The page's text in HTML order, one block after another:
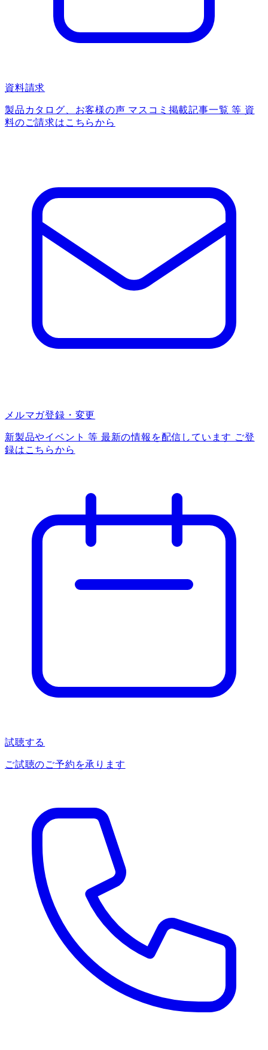
資料請求
製品カタログ、お客様の声 マスコミ掲載記事一覧 等 資
料のご請求はこちらから
メルマガ登録・変更
新製品やイベント 等 最新の情報を配信しています ご登
録はこちらから
試聴する
ご試聴のご予約を承ります